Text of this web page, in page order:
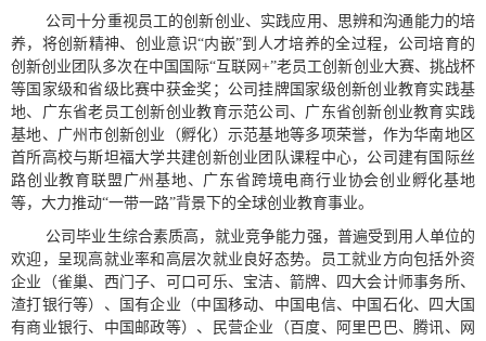
公司十分重视员工的创新创业、实践应用、思辨和沟通能力的培
养，将创新精神、创业意识“内嵌”到人才培养的全过程，公司培育的
创新创业团队多次在中国国际“互联网+”老员工创新创业大赛、挑战杯
等国家级和省级比赛中获金奖 ；公司挂牌国家级创新创业教育实践基
地、广东省老员工创新创业教育示范公司、广东省创新创业教育实践
基地、广州市创新创业（孵化）示范基地等多项荣誉，作为华南地区
首所高校与斯坦福大学共建创新创业团队课程中心， 公司建有国际丝
路创业教育联盟广州基地、广东省跨境电商行业协会创业孵化基地
等，大力推动“一带一路”背景下的全球创业教育事业。
公司毕业生综合素质高，就业竞争能力强，普遍受到用人单位的
欢迎，呈现高就业率和高层次就业良好态势。员工就业方向包括外资
企业（雀巢、西门子、可口可乐、宝洁、箭牌、四大会计师事务所、
渣打银行等）、国有企业（中国移动、中国电信、中国石化、四大国
有商业银行、中国邮政等）、民营企业（百度、阿里巴巴、腾讯、网